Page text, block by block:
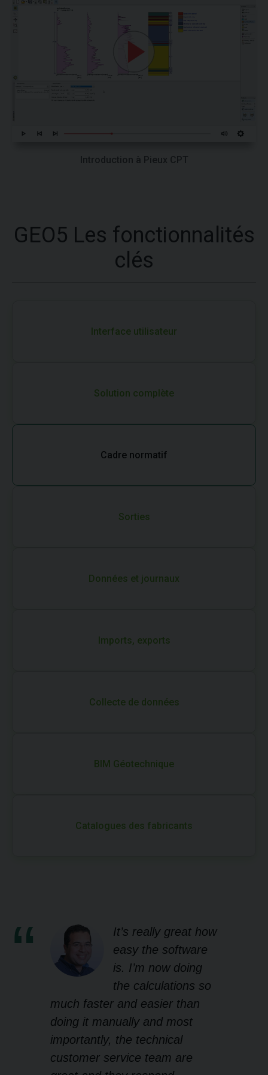
Introduction à Pieux CPT
GEO5 Les fonctionnalités
clés
Interface utilisateur
Solution complète
Cadre normatif
Sorties
Données et journaux
Imports, exports
Collecte de données
BIM Géotechnique
Catalogues des fabricants
It’s really great how
easy the software
is. I’m now doing
the calculations so
much faster and easier than
doing it manually and most
importantly, the technical
customer service team are